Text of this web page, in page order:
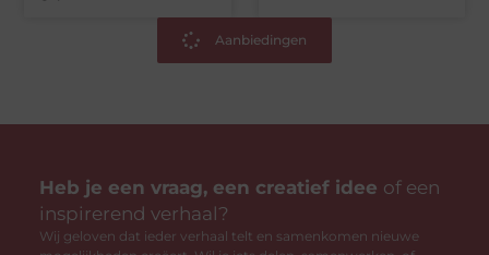
Aanbiedingen
Heb je een vraag, een creatief idee of een
inspirerend verhaal?
Wij geloven dat ieder verhaal telt en samenkomen nieuwe